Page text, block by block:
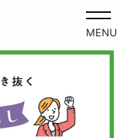
MENU